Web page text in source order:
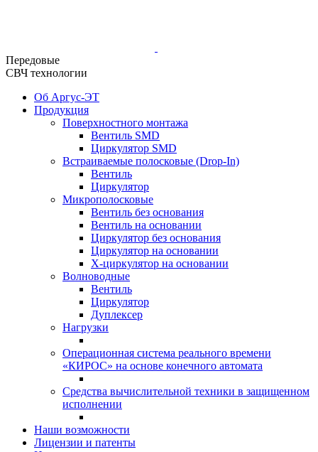
Передовые
СВЧ технологии
Об Аргус-ЭТ
Продукция
Поверхностного монтажа
Вентиль SMD
Циркулятор SMD
Встраиваемые полосковые (Drop-In)
Вентиль
Циркулятор
Микрополосковые
Вентиль без основания
Вентиль на основании
Циркулятор без основания
Циркулятор на основании
Х-циркулятор на основании
Волноводные
Вентиль
Циркулятор
Дуплексер
Нагрузки
Операционная система реального времени
«КИРОС» на основе конечного автомата
Средства вычислительной техники в защищенном
исполнении
Наши возможности
Лицензии и патенты